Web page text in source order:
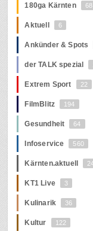
180ga Kärnten 68
Aktuell 6
Ankünder & Spots
der TALK spezial
Extrem Sport 22
FilmBlitz 194
Gesundheit 64
Infoservice 560
Kärnten.aktuell
KT1 Live 3
Kulinarik 36
Kultur 122